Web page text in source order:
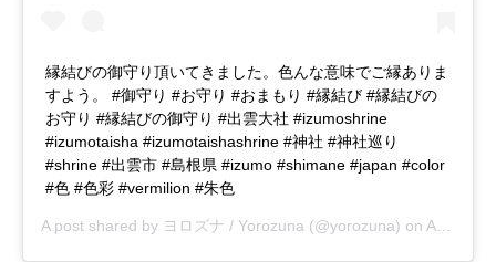
縁結びの御守り頂いてきました。色んな意味でご縁ありま
すよう。 #御守り #お守り #おまもり #縁結び #縁結びの
お守り #縁結びの御守り #出雲大社 #izumoshrine
#izumotaisha #izumotaishashrine #神社 #神社巡り
#shrine #出雲市 #島根県 #izumo #shimane #japan #color
#色 #色彩 #vermilion #朱色
A post shared by ヨロズナ / Yorozuna (@yorozuna) on Aug 15, 2018 at 10:48pm PDT